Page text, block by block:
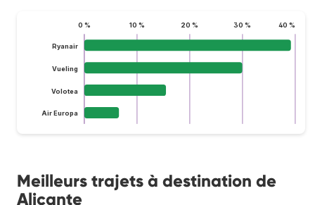
0 % 10 % 20 % 30 % 40 %
Ryanair
Vueling
Volotea
Air Europa
Meilleurs trajets à destination de
Alicante